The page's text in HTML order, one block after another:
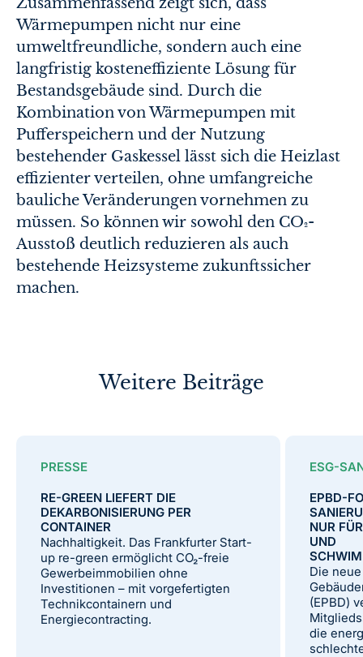
Wärmepumpen nicht nur eine
umweltfreundliche, sondern auch eine
langfristig kosteneffiziente Lösung für
Bestandsgebäude sind. Durch die
Kombination von Wärmepumpen mit
Pufferspeichern und der Nutzung
bestehender Gaskessel lässt sich die Heizlast
effizienter verteilen, ohne umfangreiche
bauliche Veränderungen vornehmen zu
müssen. So können wir sowohl den CO₂-
Ausstoß deutlich reduzieren als auch
bestehende Heizsysteme zukunftssicher
machen.
Weitere Beiträge
PRESSE
RE-GREEN LIEFERT DIE
DEKARBONISIERUNG PER
CONTAINER
Nachhaltigkeit. Das Frankfurter Start-
up re-green ermöglicht CO₂-freie
Gewerbeimmobilien ohne
Investitionen – mit vorgefertigten
Technikcontainern und
Energiecontracting.
ESG-
EPBD-
NUR
UND
Die
(EPBD)
die